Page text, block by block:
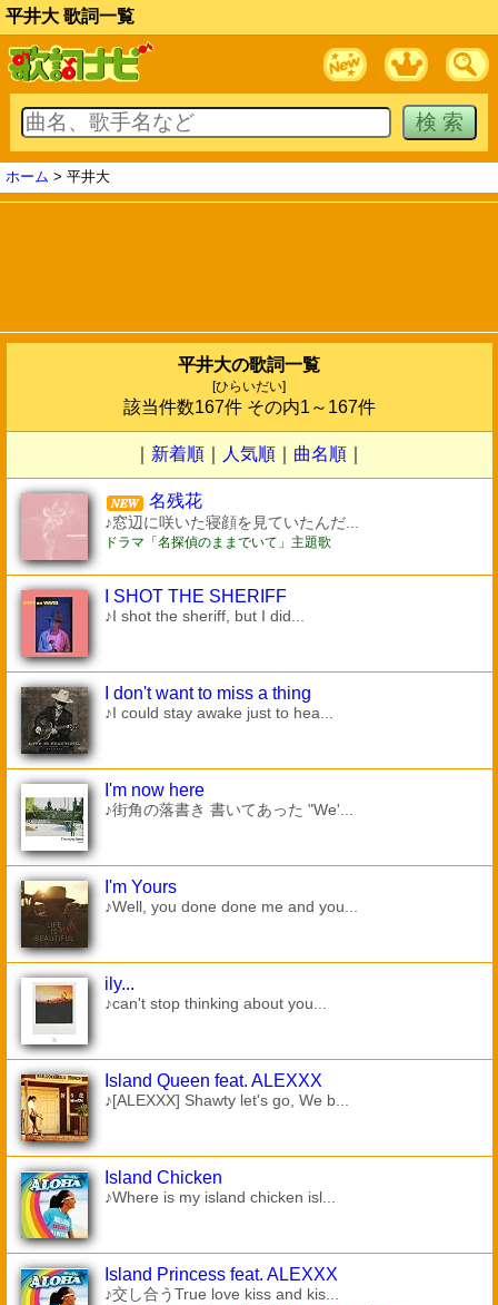
平井大 歌詞一覧
ホーム > 平井大
平井大の歌詞一覧
[ひらいだい]
該当件数167件 その内1～167件
新着順 人気順 曲名順
名残花
♪窓辺に咲いた寝顔を見ていたんだ...
ドラマ「名探偵のままでいて」主題歌
I SHOT THE SHERIFF
♪I shot the sheriff, but I did...
I don't want to miss a thing
♪I could stay awake just to hea...
I'm now here
♪街角の落書き 書いてあった "We'...
I'm Yours
♪Well, you done done me and you...
ily...
♪can't stop thinking about you...
Island Queen feat. ALEXXX
♪[ALEXXX] Shawty let's go, We b...
Island Chicken
♪Where is my island chicken isl...
Island Princess feat. ALEXXX
♪交し合うTrue love kiss and kis...